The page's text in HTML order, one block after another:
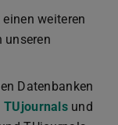
weiteren
unseren
Datenbanken
TUjournalsund